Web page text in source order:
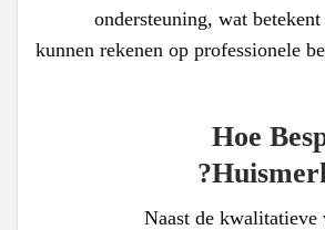
ondersteuning, wat
kunnen rekenen op professionele
Hoe
Naast de kwalitatieve